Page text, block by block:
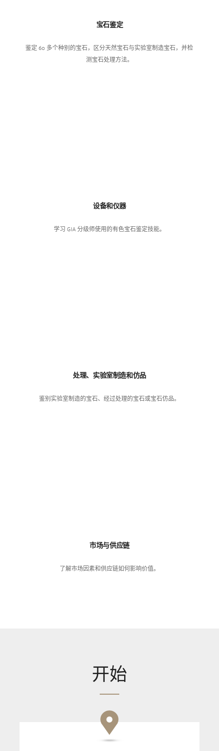
宝石鉴定
鉴定 60 多个种别的宝石，区分天然宝石与实验室制造宝石，并检
测宝石处理方法。
设备和仪器
学习 GIA 分级师使用的有色宝石鉴定技能。
处理、实验室制造和仿品
鉴别实验室制造的宝石、经过处理的宝石或宝石仿品。
市场与供应链
了解市场因素和供应链如何影响价值。
开始